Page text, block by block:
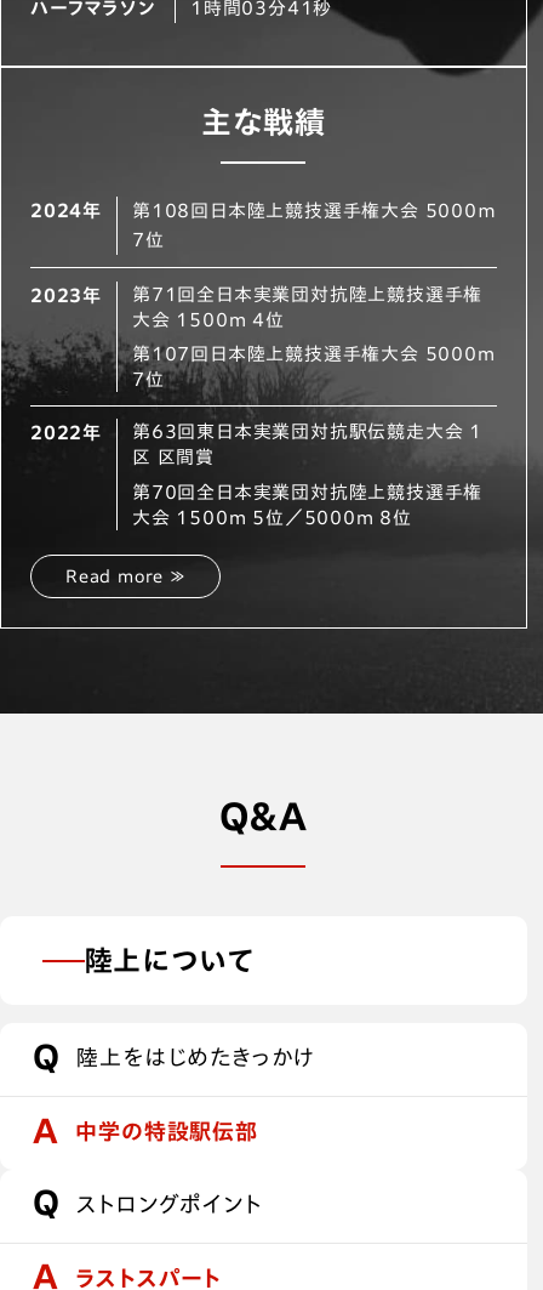
ハーフマラソン 1時間03分41秒
主な戦績
2024年
第108回日本陸上競技選手権大会 5000ｍ
7位
2023年
第71回全日本実業団対抗陸上競技選手権
大会 1500m 4位
第107回日本陸上競技選手権大会 5000m
7位
2022年
第63回東日本実業団対抗駅伝競走大会 1
区 区間賞
第70回全日本実業団対抗陸上競技選手権
大会 1500m 5位／5000m 8位
Read more ≫
Q＆A
陸上について
陸上をはじめたきっかけ
中学の特設駅伝部
ストロングポイント
ラストスパート